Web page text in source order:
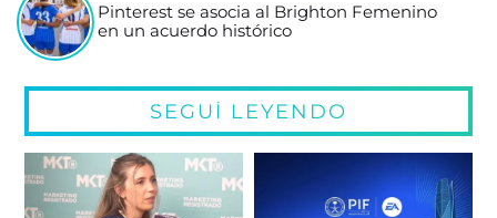
Pinterest se asocia al Brighton Femenino
en un acuerdo histórico
SEGUÍ LEYENDO